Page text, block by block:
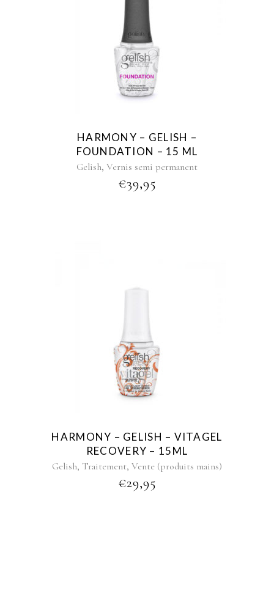
HARMONY – GELISH –
FOUNDATION – 15 ML
Gelish, Vernis semi permanent
€39,95
HARMONY – GELISH – VITAGEL
RECOVERY – 15ML
Gelish, Traitement, Vente (produits mains)
€29,95